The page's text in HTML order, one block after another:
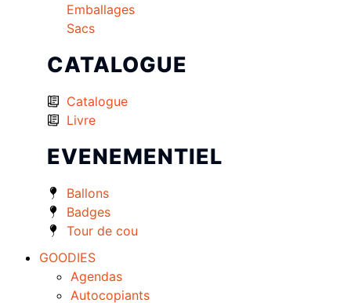
Emballages
Sacs
CATALOGUE
Catalogue
Livre
EVENEMENTIEL
Ballons
Badges
Tour de cou
GOODIES
Agendas
Autocopiants